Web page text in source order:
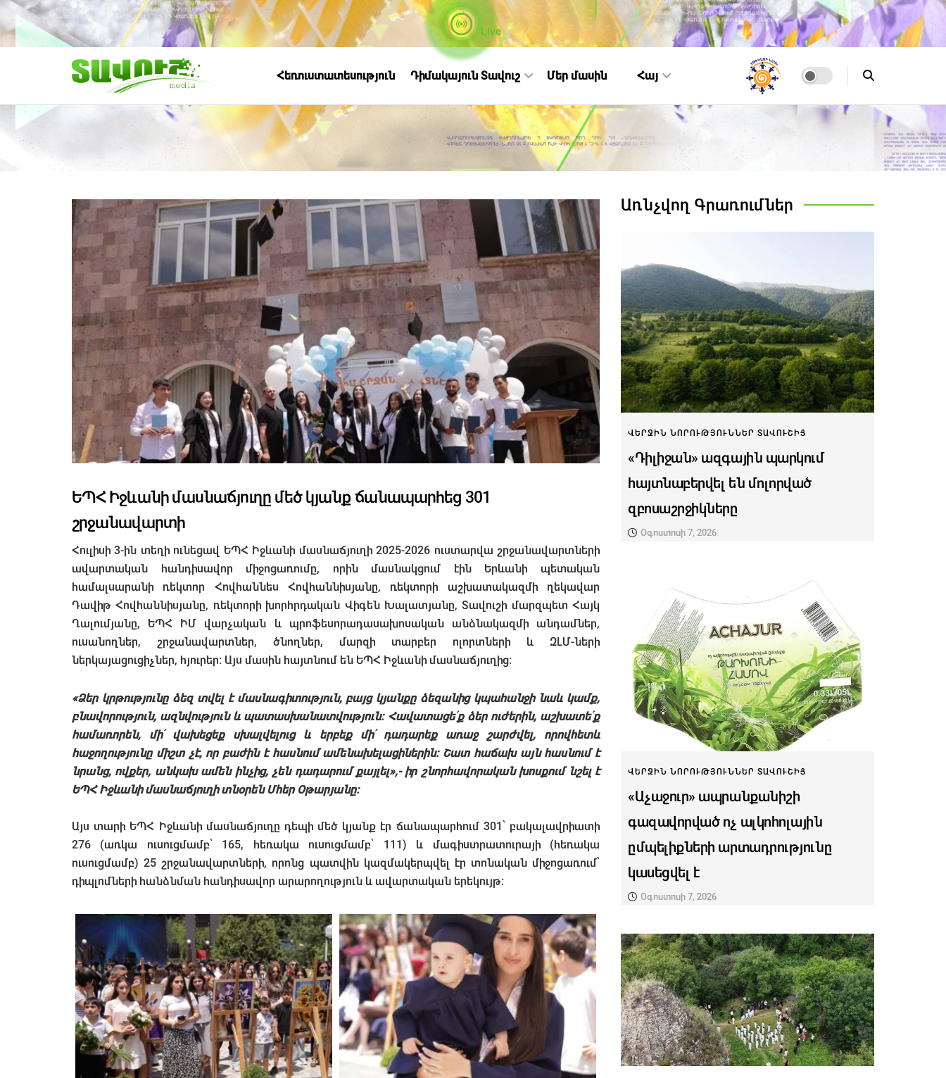
Live
Հեռուստատեսություն Դիմակայուն Տավուշ Մեր մասին Հայ
ԵՊՀ Իջևանի մասնաճյուղը մեծ կյանք ճանապարհեց 301
շրջանավարտի
Հուլիսի 3-ին տեղի ունեցավ ԵՊՀ Իջևանի մասնաճյուղի 2025-2026 ուստարվա շրջանավարտների
ավարտական հանդիսավոր միջոցառումը, որին մասնակցում էին Երևանի պետական
համալսարանի ռեկտոր Հովհաննես Հովհաննիսյանը, ռեկտորի աշխատակազմի ղեկավար
Դավիթ Հովհաննիսյանը, ռեկտորի խորհրդական Վիգեն Խալատյանը, Տավուշի մարզպետ Հայկ
Ղալումյանը, ԵՊՀ ԻՄ վարչական և պրոֆեսորադասախոսական անձնակազմի անդամներ,
ուսանողներ, շրջանավարտներ, ծնողներ, մարզի տարբեր ոլորտների և ԶԼՄ-ների
ներկայացուցիչներ, հյուրեր: Այս մասին հայտնում են ԵՊՀ Իջևանի մասնաճյուղից։
«Ձեր կրթությունը ձեզ տվել է մասնագիտություն, բայց կյանքը ձեզանից կպահանջի նաև կամք,
բնավորություն, ազնվություն և պատասխանատվություն։ Հավատացե՛ք ձեր ուժերին, աշխատե՛ք
համառորեն, մի՛ վախեցեք սխալվելուց և երբեք մի՛ դադարեք առաջ շարժվել, որովհետև
հաջողությունը միշտ չէ, որ բաժին է հասնում ամենախելացիներին։ Շատ հաճախ այն հասնում է
նրանց, ովքեր, անկախ ամեն ինչից, չեն դադարում քայլել»,- իր շնորհավորական խոսքում նշել է
ԵՊՀ Իջևանի մասնաճյուղի տնօրեն Մհեր Օթարյանը։
Այս տարի ԵՊՀ Իջևանի մասնաճյուղը դեպի մեծ կյանք էր ճանապարհում 301՝ բակալավրիատի
276 (առկա ուսուցմամբ՝ 165, հեռակա ուսուցմամբ՝ 111) և մագիստրատուրայի (հեռակա
ուսուցմամբ) 25 շրջանավարտների, որոնց պատվին կազմակերպվել էր տոնական միջոցառում՝
դիպլոմների հանձնման հանդիսավոր արարողություն և ավարտական երեկույթ:
Առնչվող Գրառումներ
ՎԵՐՋԻՆ ՆՈՐՈՒԹՅՈՒՆՆԵՐ ՏԱՎՈՒՇԻՑ
«Դիլիջան» ազգային պարկում
հայտնաբերվել են մոլորված
զբոսաշրջիկները
Օգոստոսի 7, 2026
ՎԵՐՋԻՆ ՆՈՐՈՒԹՅՈՒՆՆԵՐ ՏԱՎՈՒՇԻՑ
«Աչաջուր» ապրանքանիշի
գազավորված ոչ ալկոհոլային
ըմպելիքների արտադրությունը
կասեցվել է
Օգոստոսի 7, 2026